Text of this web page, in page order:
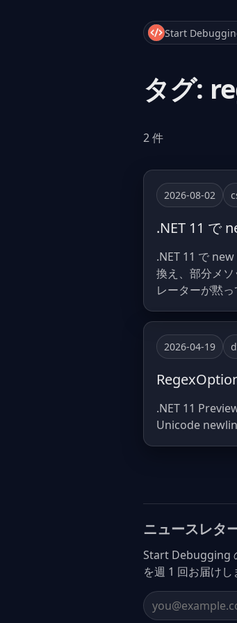
Start
タグ:
2 件
2026-08-02
.NET 11 で
.NET 11 で
換え、部分メ
レーターが黙
2026-04-19
.NET 11
Unicode
ニュースレタ
Start Debugging
を週 1 回お届けし
Email address